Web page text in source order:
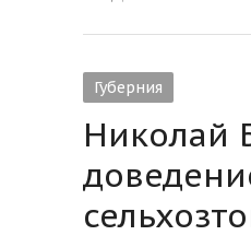
Губерния
Николай